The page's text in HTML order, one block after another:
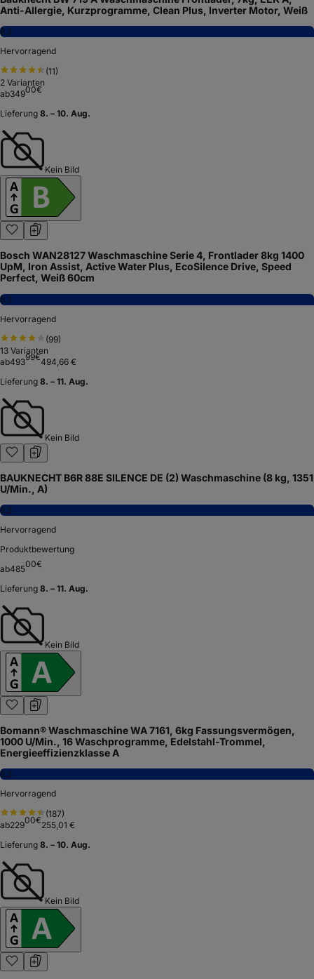
Anti-Allergie, Kurzprogramme, Clean Plus, Inverter Motor, Weiß
8,3
Hervorragend
(11)
2 Varianten
ab34900€
Lieferung 8. – 10. Aug.
Kein Bild
Bosch WAN28127 Waschmaschine Serie 4, Frontlader 8kg 1400
UpM, Iron Assist, Active Water Plus, EcoSilence Drive, Speed
Perfect, Weiß 60cm
8,3
Hervorragend
(99)
13 Varianten
ab49399€494,66 €
Lieferung 8. – 11. Aug.
Kein Bild
BAUKNECHT B6R 88E SILENCE DE (2) Waschmaschine (8 kg, 1351
U/Min., A)
8,3
Hervorragend
Produktbewertung
ab48500€
Lieferung 8. – 11. Aug.
Kein Bild
Bomann® Waschmaschine WA 7161, 6kg Fassungsvermögen,
1000 U/Min., 16 Waschprogramme, Edelstahl-Trommel,
Energieeffizienzklasse A
8,3
Hervorragend
(187)
ab22900€255,01 €
Lieferung 8. – 10. Aug.
Kein Bild